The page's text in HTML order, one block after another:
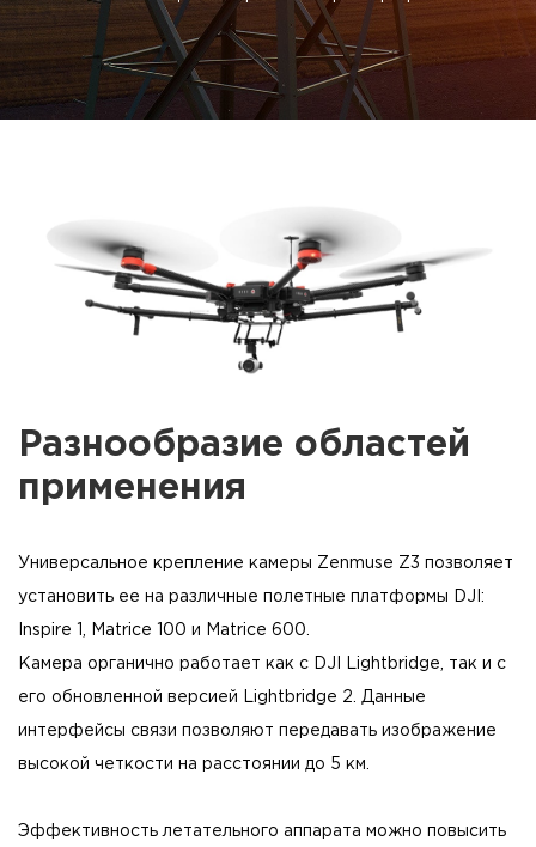
Разнообразие областей
применения
Универсальное крепление камеры Zenmuse Z3 позволяет
установить ее на различные полетные платформы DJI:
Inspire 1, Matrice 100 и Matrice 600.
Камера органично работает как с DJI Lightbridge, так и с
его обновленной версией Lightbridge 2. Данные
интерфейсы связи позволяют передавать изображение
высокой четкости на расстоянии до 5 км.
Эффективность летательного аппарата можно повысить